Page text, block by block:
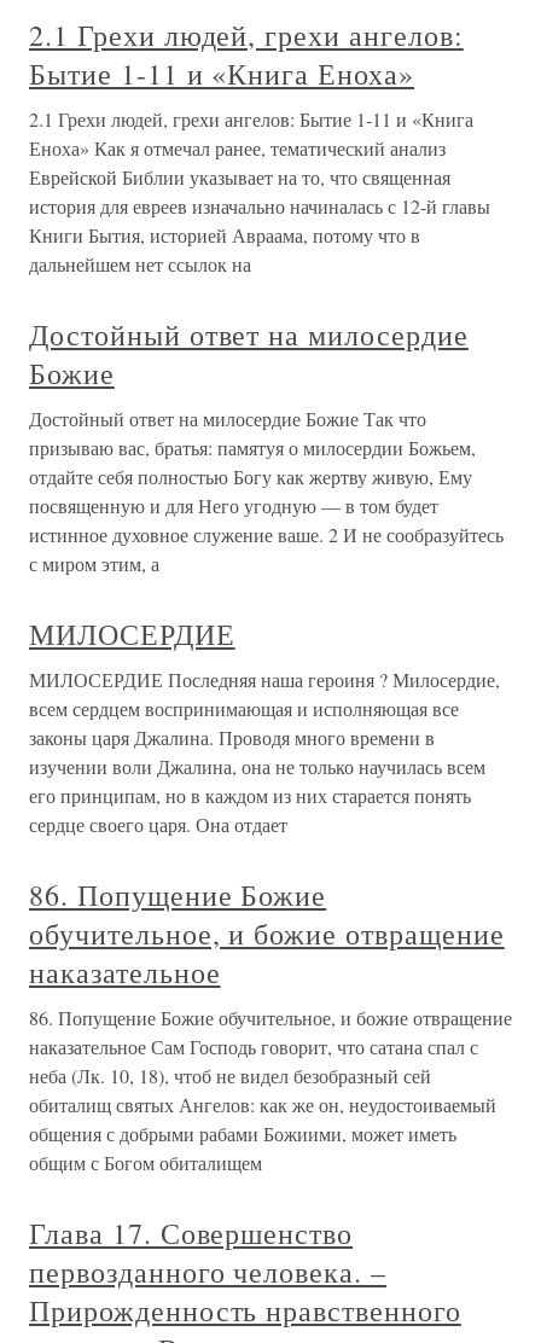
2.1 Грехи людей, грехи ангелов:
Бытие 1-11 и «Книга Еноха»
2.1 Грехи людей, грехи ангелов: Бытие 1-11 и «Книга
Еноха» Как я отмечал ранее, тематический анализ
Еврейской Библии указывает на то, что священная
история для евреев изначально начиналась с 12-й главы
Книги Бытия, историей Авраама, потому что в
дальнейшем нет ссылок на
Достойный ответ на милосердие
Божие
Достойный ответ на милосердие Божие Так что
призываю вас, братья: памятуя о милосердии Божьем,
отдайте себя полностью Богу как жертву живую, Ему
посвященную и для Него угодную — в том будет
истинное духовное служение ваше. 2 И не сообразуйтесь
с миром этим, а
МИЛОСЕРДИЕ
МИЛОСЕРДИЕ Последняя наша героиня ? Милосердие,
всем сердцем воспринимающая и исполняющая все
законы царя Джалина. Проводя много времени в
изучении воли Джалина, она не только научилась всем
его принципам, но в каждом из них старается понять
сердце своего царя. Она отдает
86. Попущение Божие
обучительное, и божие отвращение
наказательное
86. Попущение Божие обучительное, и божие отвращение
наказательное Сам Господь говорит, что сатана спал с
неба (Лк. 10, 18), чтоб не видел безобразный сей
обиталищ святых Ангелов: как же он, неудостоиваемый
общения с добрыми рабами Божиими, может иметь
общим с Богом обиталищем
Глава 17. Совершенство
первозданного человека. –
Прирожденность нравственного